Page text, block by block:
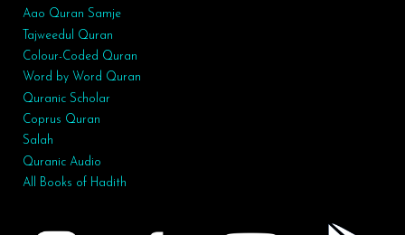
Aao Quran Samje
Tajweedul Quran
Colour-Coded Quran
Word by Word Quran
Quranic Scholar
Coprus Quran
Salah
Quranic Audio
All Books of Hadith